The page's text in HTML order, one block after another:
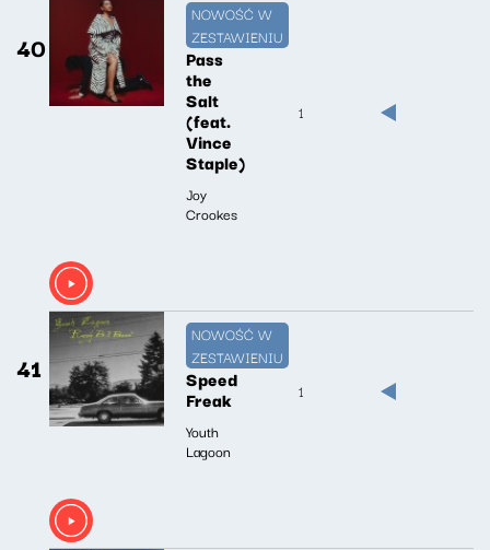
40
NOWOŚĆ W
ZESTAWIENIU
Pass
the
Salt
(feat.
Vince
Staple)
Joy
Crookes
1
41
NOWOŚĆ W
ZESTAWIENIU
Speed
Freak
Youth
Lagoon
1